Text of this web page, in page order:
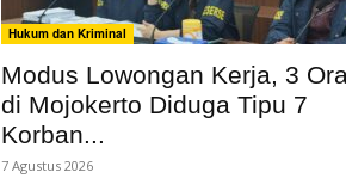
Hukum dan Kriminal
Modus Lowongan Kerja, 3
di Mojokerto Diduga Tipu 7
Korban...
7 Agustus 2026